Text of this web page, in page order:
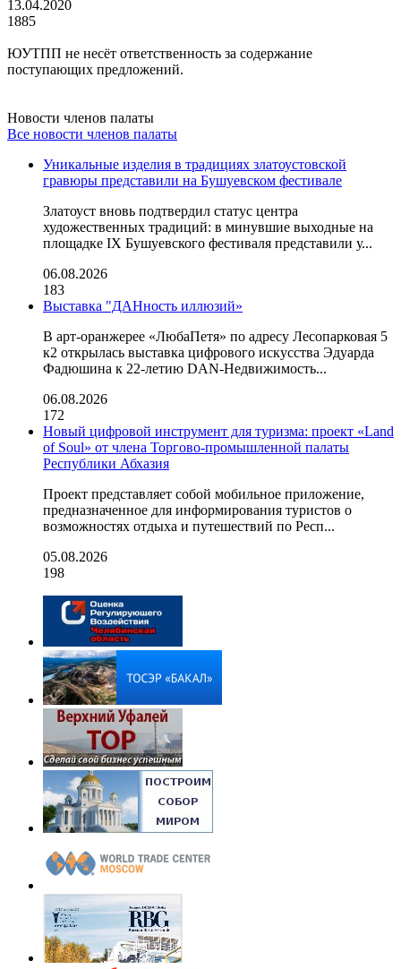
13.04.2020
1885
ЮУТПП не несёт ответственность за содержание
поступающих предложений.
Новости членов палаты
Все новости членов палаты
Уникальные изделия в традициях златоустовской
гравюры представили на Бушуевском фестивале
Златоуст вновь подтвердил статус центра
художественных традиций: в минувшие выходные на
площадке IX Бушуевского фестиваля представили у...
06.08.2026
183
Выставка "ДАНность иллюзий»
В арт-оранжерее «ЛюбаПетя» по адресу Лесопарковая 5
к2 открылась выставка цифрового искусства Эдуарда
Фадюшина к 22-летию DAN-Недвижимость...
06.08.2026
172
Новый цифровой инструмент для туризма: проект «Land
of Soul» от члена Торгово-промышленной палаты
Республики Абхазия
Проект представляет собой мобильное приложение,
предназначенное для информирования туристов о
возможностях отдыха и путешествий по Респ...
05.08.2026
198